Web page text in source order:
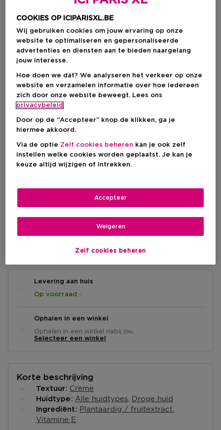
Kies je formaat
220 ML Op voorraad
€ 24,90
€ 24,90
Levering aan huis
Op voorraad -
Ophalen in een winkel
Ophalen in een winkel nabij jou.
Selecteer een winkel
Korte beschrijving
Textuur Crème
Huidtype Alle huidtypes Droge huid
Ingrediënt Plantaardig / fruitextract
Vitamine E
COOKIES OP ICIPARISXL.BE
Wij gebruiken cookies om jouw ervaring op onze
website te optimaliseren en gepersonaliseerde
advertenties en diensten aan te bieden naargelang
jouw interesse.
Hoe doen we dat? We analyseren het verkeer op onze
website en verzamelen informatie over hoe iedereen
zich door onze website beweegt. Lees ons
privacybeleid
Door op de “Accepteer” knop de klikken, ga je
hiermee akkoord.
Via de optie Zelf cookies beheren kan je ook zelf
instellen welke cookies worden geplaatst. Je kan je
keuze altijd wijzigen of intrekken.
Zelf cookies beheren
Weigeren
Accepteer